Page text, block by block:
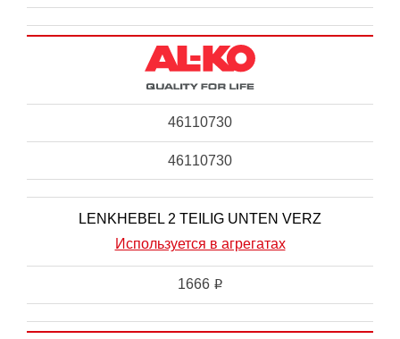
46110730
46110730
LENKHEBEL 2 TEILIG UNTEN VERZ
Используется в агрегатах
1666 i